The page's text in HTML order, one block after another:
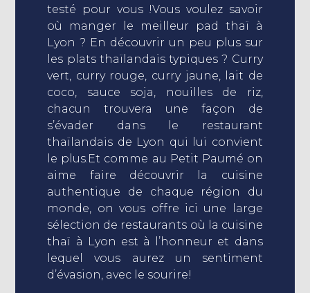
testé pour vous !Vous voulez savoir
où manger le meilleur pad thaï à
Lyon ? En découvrir un peu plus sur
les plats thaïlandais typiques ? Curry
vert, curry rouge, curry jaune, lait de
coco, sauce soja, nouilles de riz,
chacun trouvera une façon de
s’évader dans le restaurant
thaïlandais de Lyon qui lui convient
le plus.Et comme au Petit Paumé on
aime faire découvrir la cuisine
authentique de chaque région du
monde, on vous offre ici une large
sélection de restaurants où la cuisine
thaï à Lyon est à l’honneur et dans
lequel vous aurez un sentiment
d’évasion, avec le sourire!